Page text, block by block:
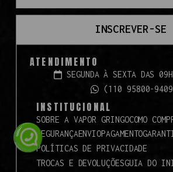
INSCREVER-SE
ATENDIMENTO
SEGUNDA À SEXTA DAS
(110 95800-9409
INSTITUCIONAL
SOBRE A VAPOR GRINGOCOMO
SEGURANÇAENVIOPAGAMENTO
POLÍTICAS DE PRIVACIDADE
TROCAS E DEVOLUÇÕESGUIA DO